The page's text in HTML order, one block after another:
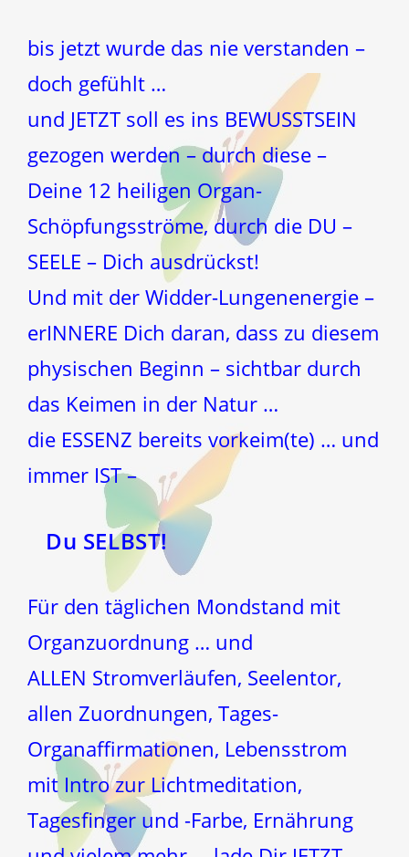
bis jetzt wurde das nie verstanden –
doch gefühlt …
und JETZT soll es ins BEWUSSTSEIN
gezogen werden – durch diese –
Deine 12 heiligen Organ-
Schöpfungsströme, durch die DU –
SEELE – Dich ausdrückst!
Und mit der Widder-Lungenenergie –
erINNERE Dich daran, dass zu diesem
physischen Beginn – sichtbar durch
das Keimen in der Natur …
die ESSENZ bereits vorkeim(te) … und
immer IST –
Du SELBST!
Für den täglichen Mondstand mit
Organzuordnung … und
ALLEN Stromverläufen, Seelentor,
allen Zuordnungen, Tages-
Organaffirmationen, Lebensstrom
mit Intro zur Lichtmeditation,
Tagesfinger und -Farbe, Ernährung